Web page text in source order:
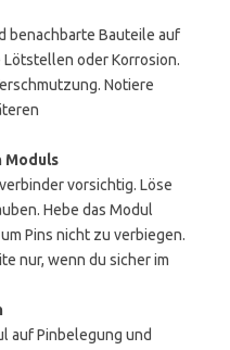
benachbarte Bauteile auf
oder Korrosion.
Notiere
Moduls
vorsichtig. Löse
Hebe das Modul
Pins nicht zu verbiegen.
nur, wenn du sicher im
auf Pinbelegung und